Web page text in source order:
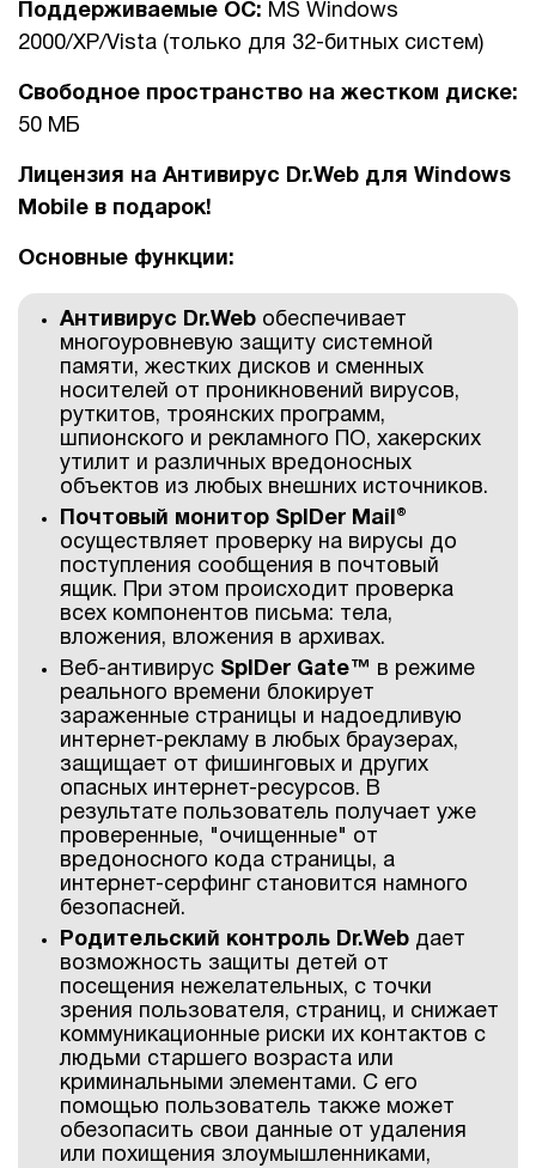
Поддерживаемые ОС: MS Windows
2000/XP/Vista (только для 32-битных систем)
Свободное пространство на жестком диске:
50 МБ
Лицензия на Антивирус Dr.Web для Windows
Mobile в подарок!
Основные функции:
Антивирус Dr.Web обеспечивает
многоуровневую защиту системной
памяти, жестких дисков и сменных
носителей от проникновений вирусов,
руткитов, троянских программ,
шпионского и рекламного ПО, хакерских
утилит и различных вредоносных
объектов из любых внешних источников.
Почтовый монитор SpIDer Mail®
осуществляет проверку на вирусы до
поступления сообщения в почтовый
ящик. При этом происходит проверка
всех компонентов письма: тела,
вложения, вложения в архивах.
Веб-антивирус SpIDer Gate™ в режиме
реального времени блокирует
зараженные страницы и надоедливую
интернет-рекламу в любых браузерах,
защищает от фишинговых и других
опасных интернет-ресурсов. В
результате пользователь получает уже
проверенные, "очищенные" от
вредоносного кода страницы, а
интернет-серфинг становится намного
безопасней.
Родительский контроль Dr.Web дает
возможность защиты детей от
посещения нежелательных, с точки
зрения пользователя, страниц, и снижает
коммуникационные риски их контактов с
людьми старшего возраста или
криминальными элементами. С его
помощью пользователь также может
обезопасить свои данные от удаления
или похищения злоумышленниками,